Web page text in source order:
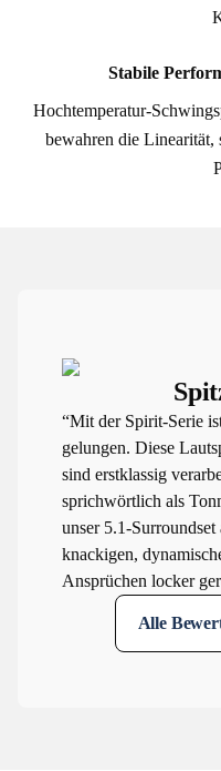
Stabile
Hochtemperatur-
bewahren die Linearität,
“Mit der Spirit-Serie
gelungen. Diese
sind erstklassig
sprichwörtlich als
unser 5.1-
knackigen,
Ansprüchen locker
Alle